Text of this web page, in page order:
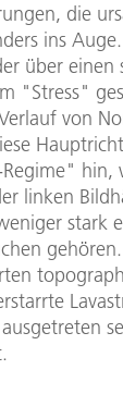
die
ins
über einen
"Stress"
von
hin,
linken
stark